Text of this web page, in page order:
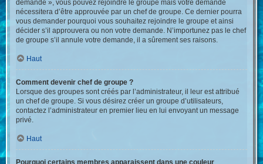
demande », vous pouvez rejoindre le groupe mais votre demande
nécessitera d’être approuvée par un chef de groupe. Ce dernier pourra
vous demander pourquoi vous souhaitez rejoindre le groupe et ainsi
décider s’il approuvera ou non votre demande. N’importunez pas le chef
de groupe s’il annule votre demande, il a sûrement ses raisons.
Haut
Comment devenir chef de groupe ?
Lorsque des groupes sont créés par l’administrateur, il leur est attribué
un chef de groupe. Si vous désirez créer un groupe d’utilisateurs,
contactez l’administrateur en premier lieu en lui envoyant un message
privé.
Haut
Pourquoi certains membres apparaissent dans une couleur